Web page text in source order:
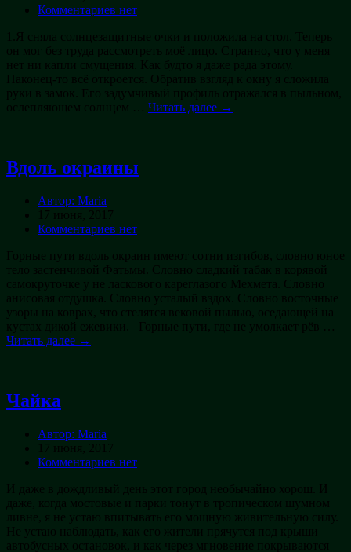
Комментариев нет
1.Я сняла солнцезащитные очки и положила на стол. Теперь
он мог без труда рассмотреть моё лицо. Странно, что у меня
нет ни капли смущения. Как будто я даже рада этому.
Наконец-то всё откроется. Обратив взгляд к окну я сложила
руки в замок. Его задумчивый профиль отражался в пыльном,
ослепляющем солнцем … Читать далее →
Вдоль окраины
Автор: Maria
17 июня, 2017
Комментариев нет
Горные пути вдоль окраин имеют сотни изгибов, словно юное
тело застенчивой Фатьмы. Словно сладкий табак в корявой
самокруточке у не ласкового кареглазого Мехмета. Словно
анисовая отдушка. Словно усталый вздох. Словно восточные
узоры на коврах, что стелятся вековой пылью, оседающей на
кустах дикой ежевики. Горные пути, где не умолкает рёв …
Читать далее →
Чайка
Автор: Maria
17 июня, 2017
Комментариев нет
И даже в дождливый день этот город необычайно хорош. И
даже, когда мостовые и парки тонут в тропическом шумном
ливне, я не устаю впитывать его мощную живительную силу.
Не устаю наблюдать, как его жители прячутся под крыши
автобусных остановок, и как через мгновение покрываются